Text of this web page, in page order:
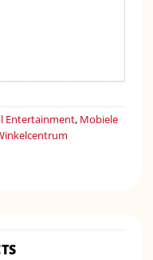
Entertainment, Mobiele